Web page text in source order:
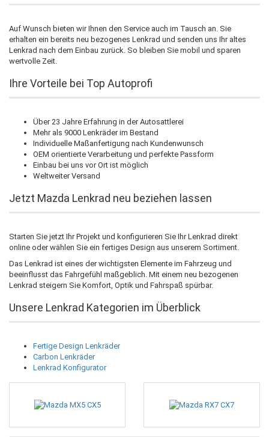
Auf Wunsch bieten wir Ihnen den Service auch im Tausch an. Sie
erhalten ein bereits neu bezogenes Lenkrad und senden uns Ihr altes
Lenkrad nach dem Einbau zurück. So bleiben Sie mobil und sparen
wertvolle Zeit.
Ihre Vorteile bei Top Autoprofi
Über 23 Jahre Erfahrung in der Autosattlerei
Mehr als 9000 Lenkräder im Bestand
Individuelle Maßanfertigung nach Kundenwunsch
OEM orientierte Verarbeitung und perfekte Passform
Einbau bei uns vor Ort ist möglich
Weltweiter Versand
Jetzt Mazda Lenkrad neu beziehen lassen
Starten Sie jetzt Ihr Projekt und konfigurieren Sie Ihr Lenkrad direkt
online oder wählen Sie ein fertiges Design aus unserem Sortiment.
Das Lenkrad ist eines der wichtigsten Elemente im Fahrzeug und
beeinflusst das Fahrgefühl maßgeblich. Mit einem neu bezogenen
Lenkrad steigern Sie Komfort, Optik und Fahrspaß spürbar.
Unsere Lenkrad Kategorien im Überblick
Fertige Design Lenkräder
Carbon Lenkräder
Lenkrad Konfigurator